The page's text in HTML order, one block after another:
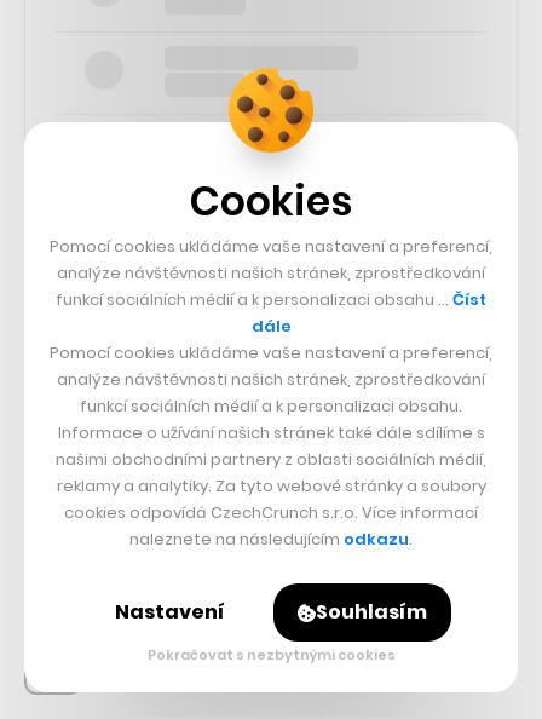
SLEDUJTE NÁS
73k
25k
56.4k
Cookies
Pomocí cookies ukládáme vaše nastavení a preferencí,
analýze návštěvnosti našich stránek, zprostředkování
funkcí sociálních médií a k personalizaci obsahu … Číst
dále
Pomocí cookies ukládáme vaše nastavení a preferencí,
analýze návštěvnosti našich stránek, zprostředkování
funkcí sociálních médií a k personalizaci obsahu.
Informace o užívání našich stránek také dále sdílíme s
našimi obchodními partnery z oblasti sociálních médií,
reklamy a analytiky. Za tyto webové stránky a soubory
cookies odpovídá CzechCrunch s.r.o. Více informací
naleznete na následujícím odkazu.
Nastavení Souhlasím
Pokračovat s nezbytnými cookies